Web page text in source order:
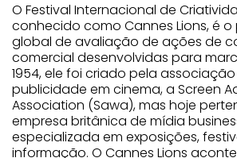
O Festival Internacional de
conhecido como Cannes Lions, é
global de avaliação de ações de
comercial desenvolvidas para
1954, ele foi criado pela
publicidade em cinema, a Screen
Association (Sawa), mas hoje
empresa britânica de mídia
especializada em exposições,
informação. O Cannes Lions